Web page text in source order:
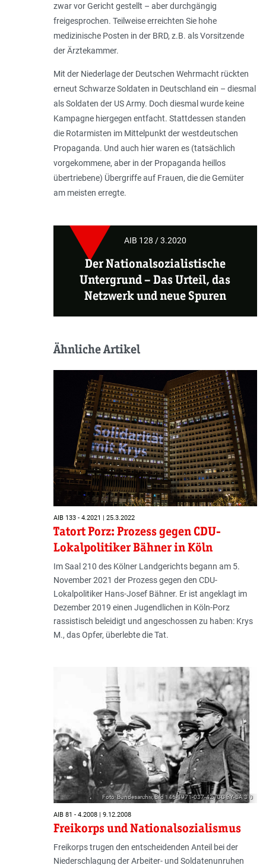
zwar vor Gericht gestellt – aber durchgängig
freigesprochen. Teilweise erreichten Sie hohe
medizinische Posten in der BRD, z.B. als Vorsitzende
der Ärztekammer.
Mit der Niederlage der Deutschen Wehr­macht rückten
erneut Schwarze Soldaten in Deutschland ein – diesmal
als Soldaten der US Army. Doch diesmal wurde keine
Kampagne hiergegen entfacht. Stattdessen standen
die Rotarmisten im Mittelpunkt der westdeutschen
Propaganda. Und auch hier waren es (tatsächlich
vorgekommene, aber in der Propaganda heillos
übertriebene) Übergriffe auf Frauen, die die Gemüter
am meisten erregte.
AIB 128 / 3.2020
Der Nationalsozialistische
Untergrund – Das Urteil, das
Netzwerk und neue Spuren
Ähnliche Artikel
AIB 133 - 4.2021 | 25.3.2022
Tatort Porz: Prozess gegen CDU-
Lokalpolitiker Bähner in Köln
Im Saal 210 des Kölner Landgerichts begann am 5.
November 2021 der Prozess gegen den CDU-
Lokalpolitiker Hans-Josef Bähner. Er ist angeklagt im
Dezember 2019 einen Jugendlichen in Köln-Porz
rassistisch beleidigt und angeschossen zu haben: Krys
M., das Opfer, überlebte die Tat.
Foto: Bundesarchiv, Bild 146-1971-037-42 /CC BY-SA 3.0
AIB 81 - 4.2008 | 9.12.2008
Freikorps und Nationalsozialismus
Freikorps trugen den entscheidenden Anteil bei der
Niederschlagung der Arbeiter- und Soldatenunruhen